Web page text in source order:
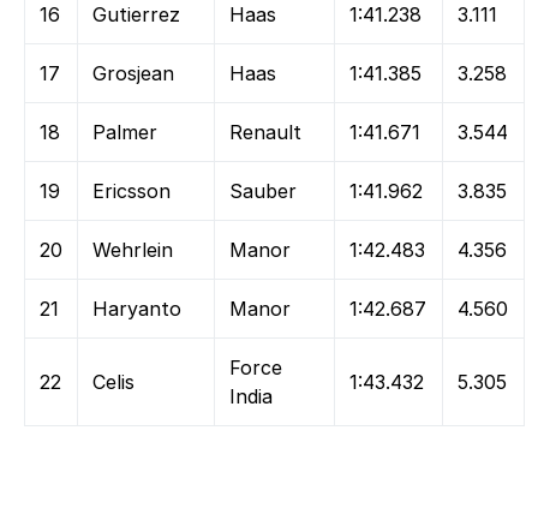
16 Gutierrez Haas 1:41.238 3.111
17 Grosjean Haas 1:41.385 3.258
18 Palmer Renault 1:41.671 3.544
19 Ericsson Sauber 1:41.962 3.835
20 Wehrlein Manor 1:42.483 4.356
21 Haryanto Manor 1:42.687 4.560
22 Celis
Force
India
1:43.432 5.305